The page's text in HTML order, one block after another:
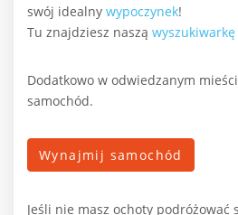
swój idealny wypoczynek!
Tu znajdziesz naszą
Dodatkowo w odwiedzanym
samochód.
Wynajmij samochód
Jeśli nie masz ochoty podróżować